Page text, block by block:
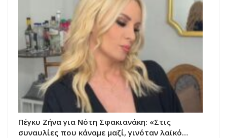
Πέγκυ Ζήνα για Νότη Σφακιανάκη: «Στις
συναυλίες που κάναμε μαζί, γινόταν λαϊκό…